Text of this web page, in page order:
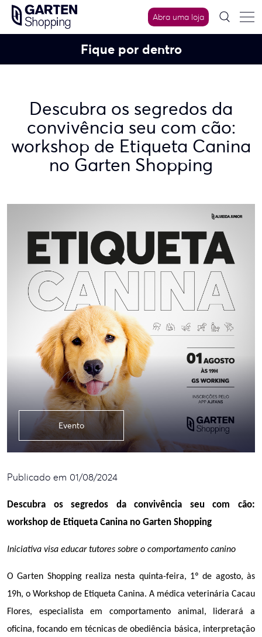
Skip
content
Abra uma loja
Fique por dentro
Descubra os segredos da
convivência seu com cão:
workshop de Etiqueta Canina
no Garten Shopping
Evento
Publicado em 01/08/2024
Descubra os segredos da convivência seu com cão:
workshop de Etiqueta Canina no Garten Shopping
Iniciativa visa educar tutores sobre o comportamento canino
O Garten Shopping realiza nesta quinta-feira, 1º de agosto, às
19h, o Workshop de Etiqueta Canina. A médica veterinária Cacau
Flores, especialista em comportamento animal, liderará a
oficina, focando em técnicas de obediência básica, interpretação